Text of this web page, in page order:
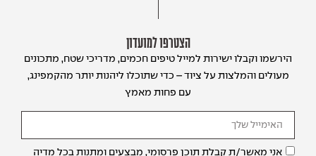
הצטרפו למועדון
הירשמו וקבלו ישירות למייל טיפים חכמים, מדריכי שטח, מתכונים
מעולים והמלצות על ציוד – כדי שתוכלו ליהנות יותר מהקמפינג,
עם פחות מאמץ
אני מאשר/ת קבלת תוכן פרסומי, מבצעים ומתנות בכל מדיה